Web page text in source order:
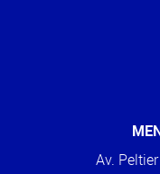
Av.